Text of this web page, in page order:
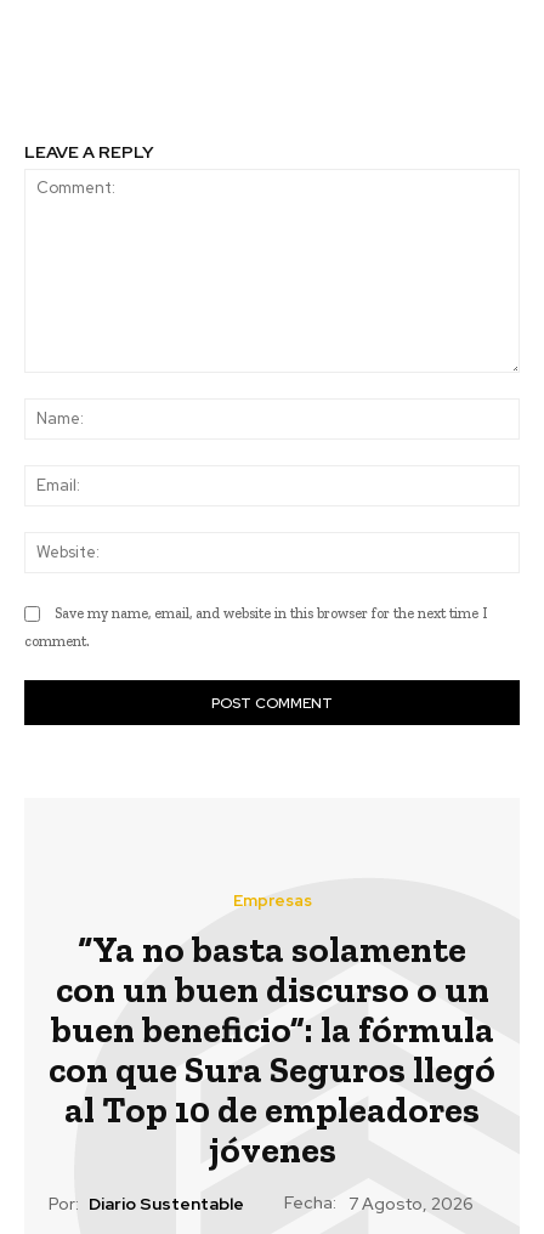
LEAVE A REPLY
Save my name, email, and website in this browser for the next time I
comment.